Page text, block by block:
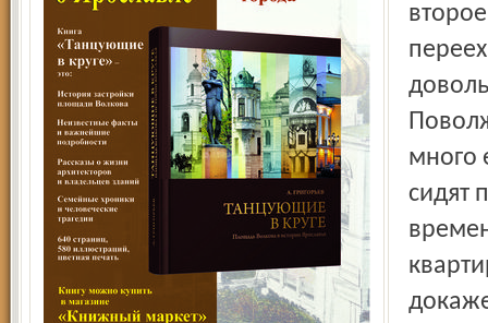
много
сидят